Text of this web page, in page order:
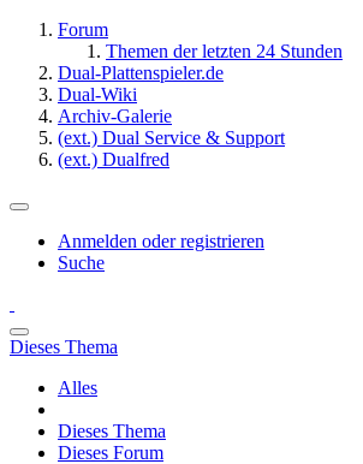
Forum
Themen der letzten 24 Stunden
Dual-Plattenspieler.de
Dual-Wiki
Archiv-Galerie
(ext.) Dual Service & Support
(ext.) Dualfred
Anmelden oder registrieren
Suche
Dieses Thema
Alles
Dieses Thema
Dieses Forum